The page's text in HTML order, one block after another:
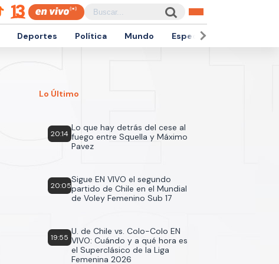
Deportes Política Mundo Espectáculos
Lo Último
20:14
Lo que hay detrás del cese al
fuego entre Squella y Máximo
Pavez
20:05
Sigue EN VIVO el segundo
partido de Chile en el Mundial
de Voley Femenino Sub 17
19:55
U. de Chile vs. Colo-Colo EN
VIVO: Cuándo y a qué hora es
el Superclásico de la Liga
Femenina 2026